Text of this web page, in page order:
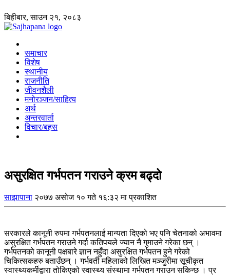
बिहीबार, साउन २१, २०८३
समाचार
विशेष
स्थानीय
राजनीति
जीवनशैली
मनोरञ्जन/साहित्य
अर्थ
अन्तरवार्ता
विचार/बहस
असुरक्षित गर्भपतन गराउने क्रम बढ्दो
साझापाना २०७७ असोज १० गते १६:३२ मा प्रकाशित
सरकारले कानूनी रुपमा गर्भपतनलाई मान्यता दिएको भए पनि चेतनाको अभावमा
असुरक्षित गर्भपतन गराउने गर्दा कतिपयले ज्यान नै गुमाउने गरेका छन् ।
गर्भपतनको कानूनी पक्षबारे ज्ञान नहुँदा असुरक्षित गर्भपतन हुने गरेको
चिकित्सकहरु बताउँछन् । गर्भवती महिलाको लिखित मञ्जुरीमा सूचीकृत
स्वास्थ्यकर्मीद्वारा तोकिएको स्वास्थ्य संस्थामा गर्भपतन गराउन सकिन्छ । प्र